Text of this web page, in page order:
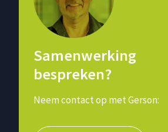
Samenwerking
bespreken?
Neem contact op met Gerson: